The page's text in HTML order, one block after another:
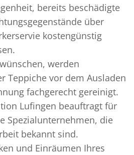
bereits beschädigte
über
kostengünstig
werden
Teppiche vor dem Ausladen
fachgerecht gereinigt.
Lufingen beauftragt für
Spezialunternehmen, die
bekannt sind.
und Einräumen Ihres